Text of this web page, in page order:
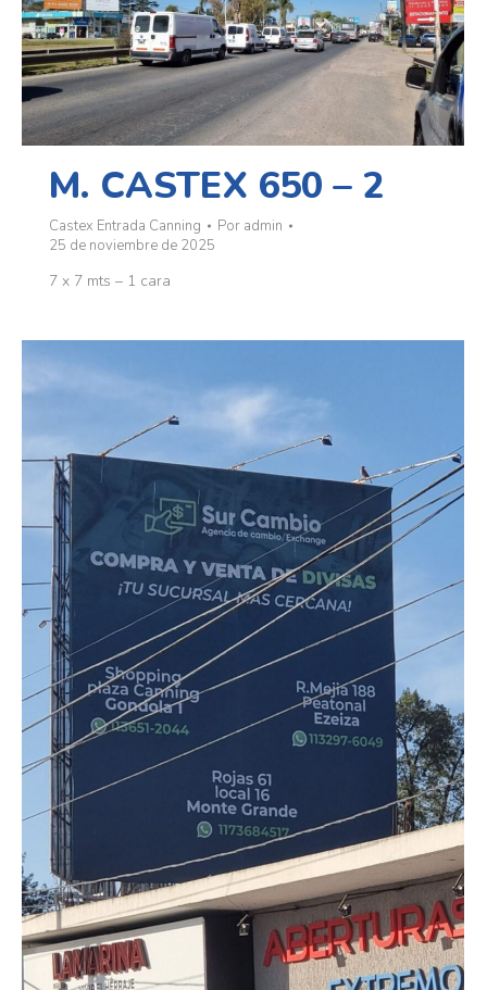
M. CASTEX 650 – 2
Castex Entrada Canning Por admin
25 de noviembre de 2025
7 x 7 mts – 1 cara